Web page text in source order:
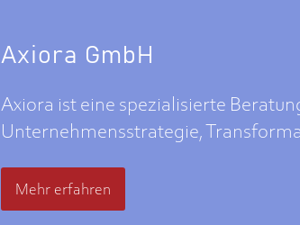
Axiora GmbH
Axiora ist eine spezialisierte
Unternehmensstrategie,
Mehr erfahren